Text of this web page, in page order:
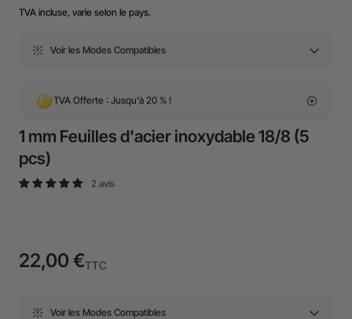
TVA incluse, varie selon le pays.
Voir les Modes Compatibles
TVA Offerte : Jusqu'à 20 % !
1 mm Feuilles d'acier inoxydable 18/8 (5
pcs)
2 avis
22,00 €TTC
Voir les Modes Compatibles